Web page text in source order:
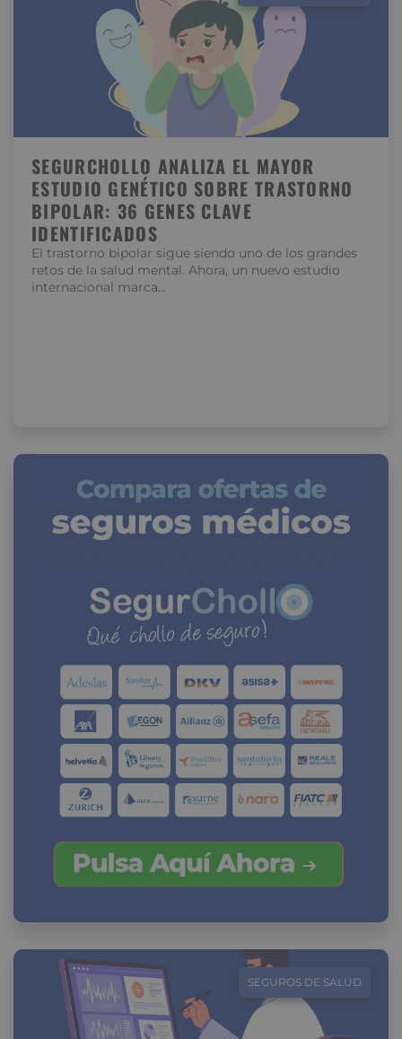
SEGURCHOLLO ANALIZA EL MAYOR
ESTUDIO GENÉTICO SOBRE TRASTORNO
BIPOLAR: 36 GENES CLAVE
IDENTIFICADOS
El trastorno bipolar sigue siendo uno de los grandes
retos de la salud mental. Ahora, un nuevo estudio
internacional marca…
SEGUROS DE SALUD